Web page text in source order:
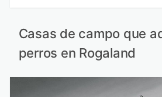
Casas de campo que
perros en Rogaland